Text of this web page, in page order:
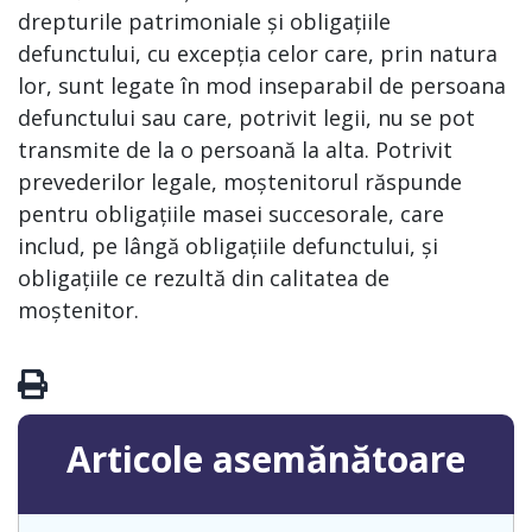
drepturile patrimoniale și obligațiile
defunctului, cu excepția celor care, prin natura
lor, sunt legate în mod inseparabil de persoana
defunctului sau care, potrivit legii, nu se pot
transmite de la o persoană la alta. Potrivit
prevederilor legale, moștenitorul răspunde
pentru obligațiile masei succesorale, care
includ, pe lângă obligațiile defunctului, și
obligațiile ce rezultă din calitatea de
moștenitor.
Articole asemănătoare